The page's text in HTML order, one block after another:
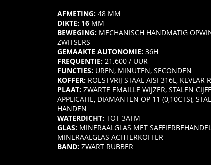
AFMETING: 48 MM
DIKTE: 16 MM
BEWEGING: MECHANISCH HANDMATIG
ZWITSERS
GEMAAKTE AUTONOMIE: 36H
FREQUENTIE: 21.600 / UUR
FUNCTIES: UREN, MINUTEN, SECONDEN
KOFFER: ROESTVRIJ STAAL AISI 316L, KEVLAR
PLAAT: ZWARTE EMAILLE WIJZER, STALEN
APPLICATIE, DIAMANTEN OP 11 (0,10CTS),
HANDEN
WATERDICHT: TOT 3ATM
GLAS: MINERAALGLAS MET
MINERAALGLAS ACHTERKOFFER
BAND: ZWART RUBBER